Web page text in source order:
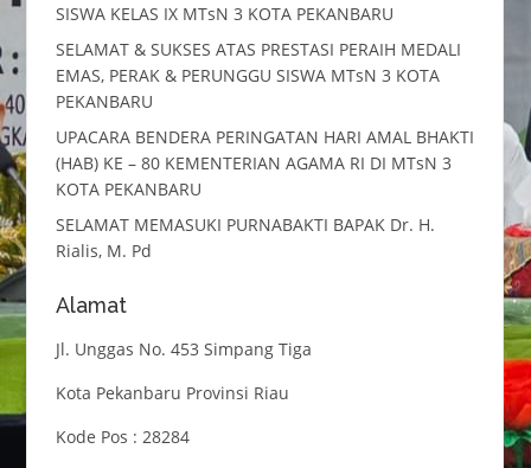
SISWA KELAS IX MTsN 3 KOTA PEKANBARU
SELAMAT & SUKSES ATAS PRESTASI PERAIH MEDALI
EMAS, PERAK & PERUNGGU SISWA MTsN 3 KOTA
PEKANBARU
UPACARA BENDERA PERINGATAN HARI AMAL BHAKTI
(HAB) KE – 80 KEMENTERIAN AGAMA RI DI MTsN 3
KOTA PEKANBARU
SELAMAT MEMASUKI PURNABAKTI BAPAK Dr. H.
Rialis, M. Pd
Alamat
Jl. Unggas No. 453 Simpang Tiga
Kota Pekanbaru Provinsi Riau
Kode Pos : 28284